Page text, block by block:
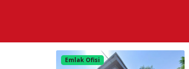
Otobana Yakın
Emlak Ofisi